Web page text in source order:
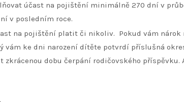
účast na pojištění minimálně 270 dní v
v posledním roce.
na pojištění platit či nikoliv. Pokud vám
vám ke dni narození dítěte potvrdí příslušná
dobu čerpání rodičovského příspěvku.